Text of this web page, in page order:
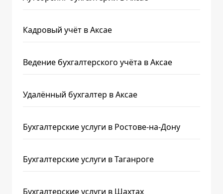
Кадровый учёт в Аксае
Ведение бухгалтерского учёта в Аксае
Удалённый бухгалтер в Аксае
Бухгалтерские услуги в Ростове-на-Дону
Бухгалтерские услуги в Таганроге
Бухгалтерские услуги в Шахтах